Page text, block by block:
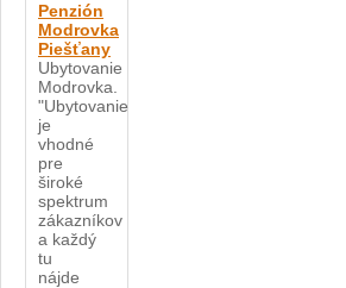
Penzión
Modrovka
Piešťany
Ubytovanie
Modrovka.
"Ubytovanie
je
vhodné
pre
široké
spektrum
zákazníkov
a každý
tu
nájde